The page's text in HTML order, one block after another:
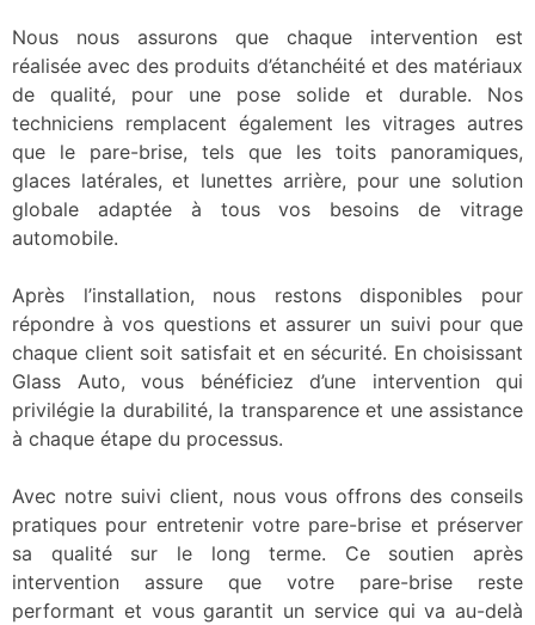
Nous nous assurons que chaque intervention est
réalisée avec des produits d’étanchéité et des matériaux
de qualité, pour une pose solide et durable. Nos
techniciens remplacent également les vitrages autres
que le pare-brise, tels que les toits panoramiques,
glaces latérales, et lunettes arrière, pour une solution
globale adaptée à tous vos besoins de vitrage
automobile.
Après l’installation, nous restons disponibles pour
répondre à vos questions et assurer un suivi pour que
chaque client soit satisfait et en sécurité. En choisissant
Glass Auto, vous bénéficiez d’une intervention qui
privilégie la durabilité, la transparence et une assistance
à chaque étape du processus.
Avec notre suivi client, nous vous offrons des conseils
pratiques pour entretenir votre pare-brise et préserver
sa qualité sur le long terme. Ce soutien après
intervention assure que votre pare-brise reste
performant et vous garantit un service qui va au-delà